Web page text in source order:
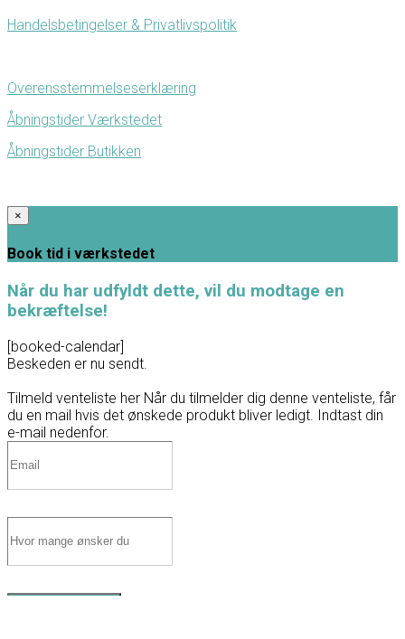
Handelsbetingelser & Privatlivspolitik
Overensstemmelseserklæring
Åbningstider Værkstedet
Åbningstider Butikken
×
Book tid i værkstedet
Når du har udfyldt dette, vil du modtage en
bekræftelse!
[booked-calendar]
Beskeden er nu sendt.
Tilmeld venteliste her Når du tilmelder dig denne venteliste, får
du en mail hvis det ønskede produkt bliver ledigt. Indtast din
e-mail nedenfor.